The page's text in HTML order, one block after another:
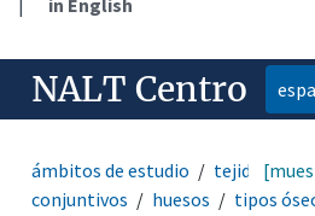
NALT Centro
ámbitos de estudio tejidos
conjuntivos
huesos tipos